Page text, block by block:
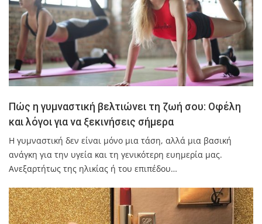
Πώς η γυμναστική βελτιώνει τη ζωή σου: Οφέλη
και λόγοι για να ξεκινήσεις σήμερα
Η γυμναστική δεν είναι μόνο μια τάση, αλλά μια βασική
ανάγκη για την υγεία και τη γενικότερη ευημερία μας.
Ανεξαρτήτως της ηλικίας ή του επιπέδου…